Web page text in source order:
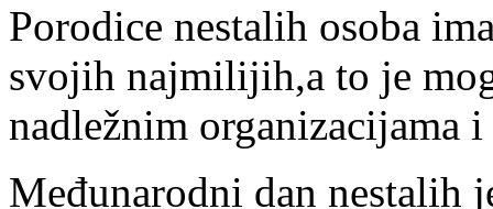
Porodice nestalih osoba
svojih najmilijih,a to je
nadležnim organizacijama
Međunarodni dan nestalih